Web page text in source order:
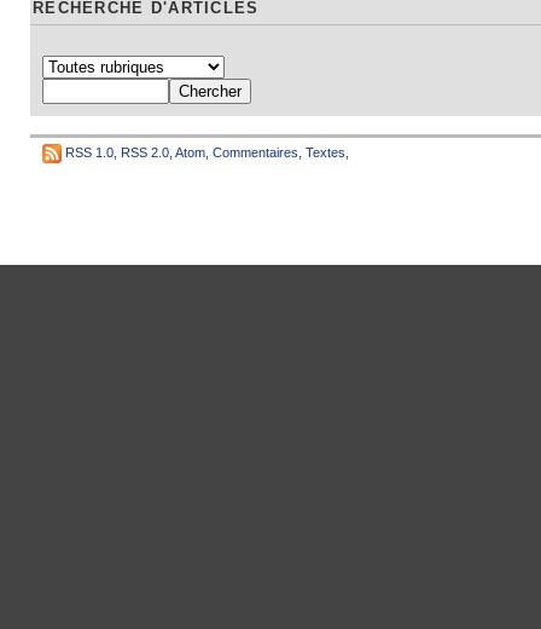
RECHERCHE D'ARTICLES
RSS 1.0 RSS 2.0 Atom Commentaires Textes